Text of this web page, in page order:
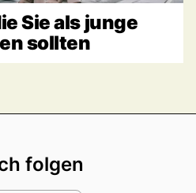
Sie als junge
sollten
folgen